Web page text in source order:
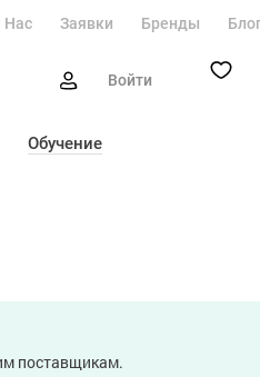
Нас Заявки Бренды
Войти
Обучение
поставщикам.